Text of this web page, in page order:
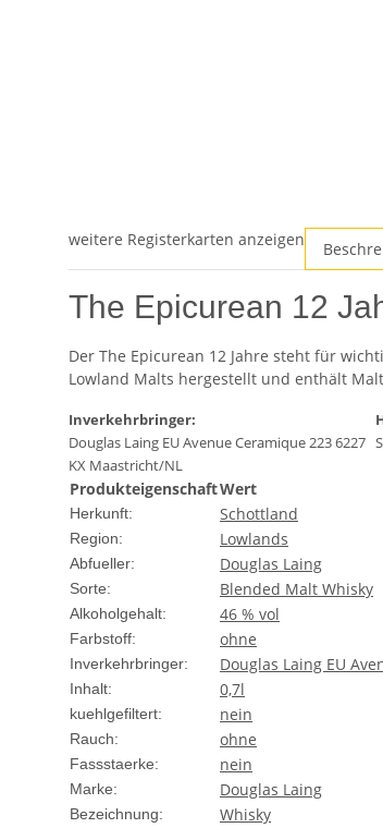
weitere Registerkarten anzeigen
The Epicurean 12
Der The Epicurean 12 Jahre steht für
Lowland Malts hergestellt und enthält
Inverkehrbringer:
Douglas Laing EU Avenue Ceramique 223 6227
KX Maastricht/NL
ProdukteigenschaftWert
Herkunft: Schottland
Region: Lowlands
Abfueller: Douglas Laing
Sorte: Blended Malt Whisky
Alkoholgehalt: 46 % vol
Farbstoff: ohne
Inverkehrbringer: Douglas Laing EU
Inhalt: 0,7l
kuehlgefiltert: nein
Rauch: ohne
Fassstaerke: nein
Marke: Douglas Laing
Bezeichnung: Whisky